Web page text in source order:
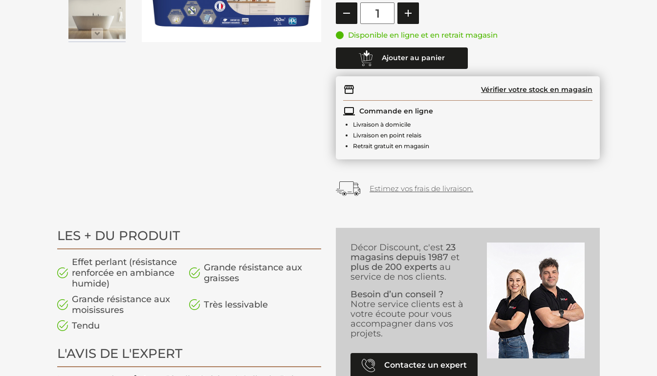
Disponible en ligne et en retrait magasin
Ajouter au panier
Vérifier votre stock en magasin
Commande en ligne
Livraison à domicile
Livraison en point relais
Retrait gratuit en magasin
Estimez vos frais de livraison.
LES + DU PRODUIT
Effet perlant (résistance
renforcée en ambiance
humide)
Grande résistance aux
graisses
Grande résistance aux
moisissures
Très lessivable
Tendu
L'AVIS DE L'EXPERT
Décor Discount, c'est 23
magasins depuis 1987 et
plus de 200 experts au
service de nos clients.
Besoin d’un conseil ?
Notre service clients est à
votre écoute pour vous
accompagner dans vos
projets.
Contactez un expert